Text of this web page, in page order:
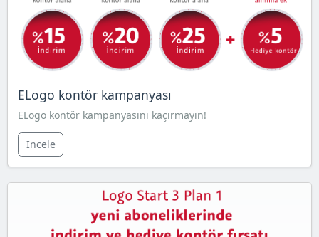
ELogo kontör kampanyası
ELogo kontör kampanyasını kaçırmayın!
İncele